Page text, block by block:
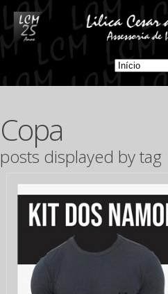
Copa
posts displayed by tag